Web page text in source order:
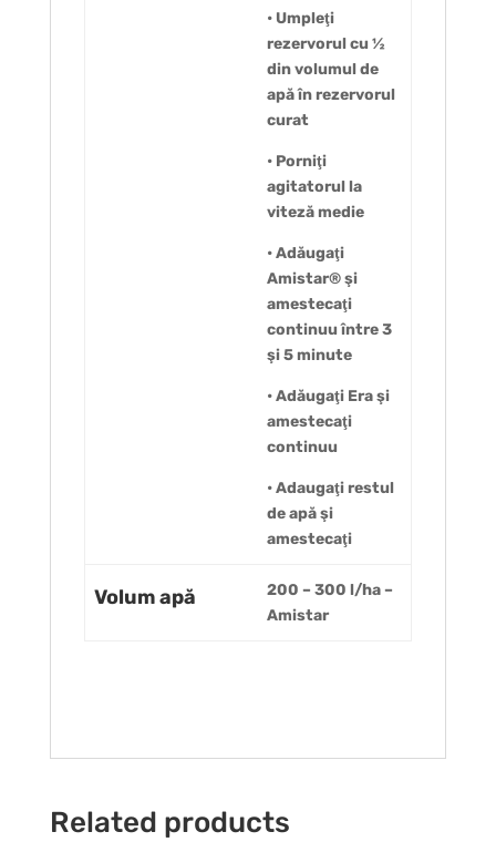
• Umpleţi
rezervorul cu ½
din volumul de
apă în rezervorul
curat
• Porniţi
agitatorul la
viteză medie
• Adăugaţi
Amistar® şi
amestecaţi
continuu între 3
şi 5 minute
• Adăugaţi Era şi
amestecaţi
continuu
• Adaugaţi restul
de apă şi
amestecaţi
Volum apă
200 – 300 l/ha –
Amistar
Related products